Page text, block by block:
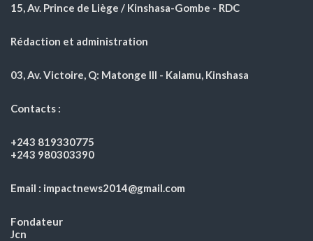
15, Av. Prince de Liège / Kinshasa-Gombe - RDC
Rédaction et administration
03, Av. Victoire, Q: Matonge III - Kalamu, Kinshasa
Contacts :
+243 819330775
+243 980303390
Email : impactnews2014@gmail.com
Fondateur
Jcn